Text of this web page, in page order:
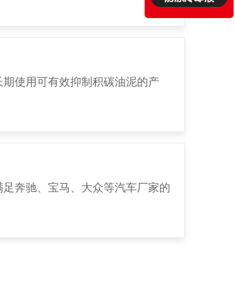
使用可有效抑制积碳油泥的产
奔驰、宝马、大众等汽车厂家的